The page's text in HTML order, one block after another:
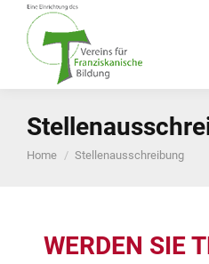
You are here:
Home Stellenausschreibung
WERDEN SIE